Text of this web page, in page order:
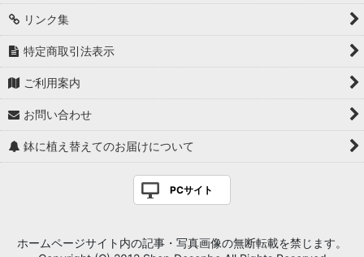
リンク集
特定商取引法表示
ご利用案内
お問い合わせ
鉢に植え替えてのお届けについて
PCサイト
ホームページサイト内の記事・写真画像の無断転載を禁じます。